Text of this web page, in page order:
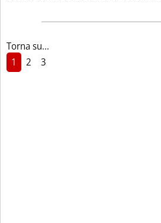
Torna su...
1
2 3